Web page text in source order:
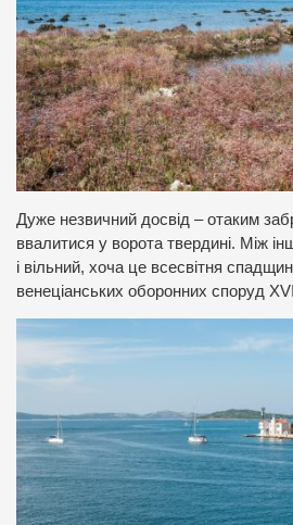
Дуже незвичний досвід – отаким
ввалитися у ворота твердині. Між
і вільний, хоча це всесвітня
венеціанських оборонних споруд